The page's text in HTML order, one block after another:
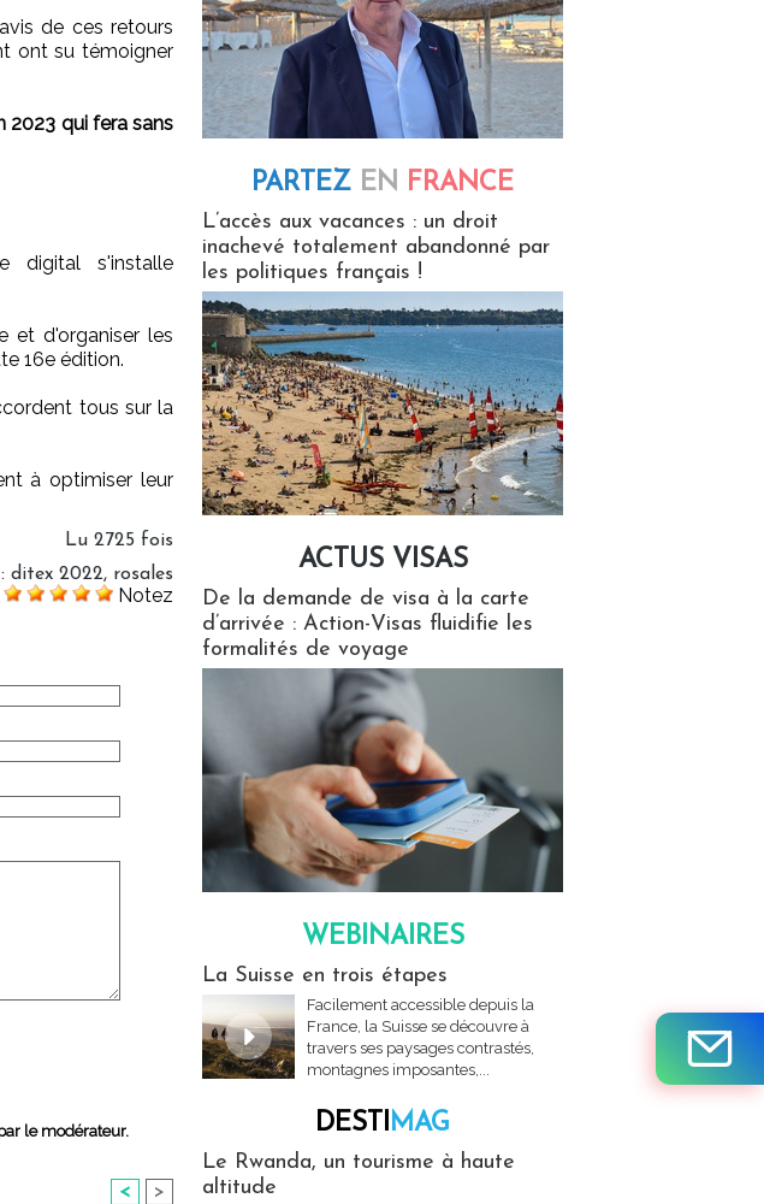
de ces retours
ont su témoigner
2023 qui fera sans
digital s'installe
et d'organiser les
16e édition.
tous sur la
à optimiser leur
Lu 2725 fois
: ditex 2022, rosales
Notez
le modérateur.
< >
PARTEZ EN FRANCE
L’accès aux vacances : un droit
inachevé totalement abandonné par
les politiques français !
ACTUS VISAS
De la demande de visa à la carte
d’arrivée : Action-Visas fluidifie les
formalités de voyage
WEBINAIRES
La Suisse en trois étapes
Facilement accessible depuis la
France, la Suisse se découvre à
travers ses paysages contrastés,
montagnes imposantes,...
DESTIMAG
Le Rwanda, un tourisme à haute
altitude